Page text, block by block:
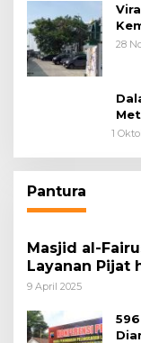
28
1
Pantura
Masjid al-
Layanan Pijat
bagi Pemudik
9 April 2025